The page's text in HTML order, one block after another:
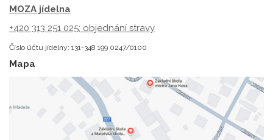
MOZA jídelna
+420 313 251 025; objednání stravy
Číslo účtu jídelny: 131-348 199 0247/0100
Mapa